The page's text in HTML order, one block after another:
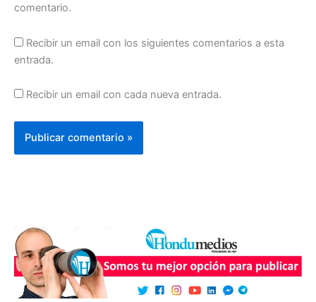
comentario.
Recibir un email con los siguientes comentarios a esta
entrada.
Recibir un email con cada nueva entrada.